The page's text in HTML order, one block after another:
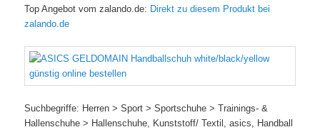
Top Angebot vom zalando.de: Direkt zu diesem Produkt bei
zalando.de
Suchbegriffe: Herren > Sport > Sportschuhe > Trainings- &
Hallenschuhe > Hallenschuhe, Kunststoff/ Textil, asics, Handball